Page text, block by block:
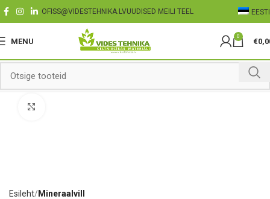
OFISS@VIDESTEHNIKA.LVUUDISED MEILI TEEL EESTI
MENU
0
€
Esileht Mineraalvill